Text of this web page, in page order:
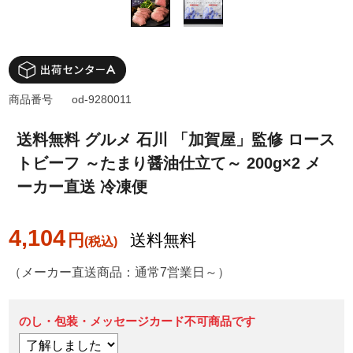
送料無料 グルメ 石川 「加賀屋」監修 ロース
トビーフ ～たまり醤油仕立て～ 200g×2 メ
ーカー直送 冷凍便
4,104 円 送料無料
商品番号 od-9280011
（メーカー直送商品：通常7営業日～）
のし・包装・メッセージカード不可商品です